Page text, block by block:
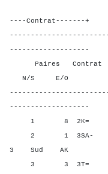
----Contrat-------+
-------------------
Paires Contrat
N/S E/
-------------------
1 8 2K=
2 1 3SA-
3 Sud AK
3 3 3T=